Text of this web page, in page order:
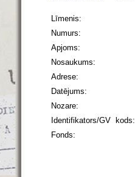
Līmenis:
Numurs:
Apjoms:
Nosaukums:
Adrese:
Datējums:
Nozare:
Identifikators/GV kods:
Fonds: